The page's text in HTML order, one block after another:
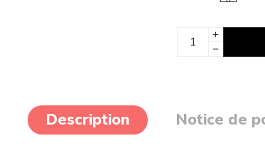
Description Notice de